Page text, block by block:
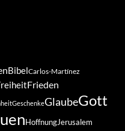
BibelCarlos-Martínez
Frieden
GeschenkeGlaubeGott
HoffnungJerusalem